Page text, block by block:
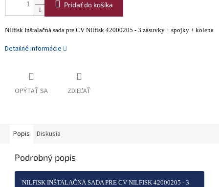
Pridať do košíka
Nilfisk Inštalačná sada pre CV Nilfisk 42000205 - 3 zásuvky + spojky + kolena
Detailné informácie
OPÝTAŤ SA ZDIEĽAŤ
Popis Diskusia
Podrobný popis
NILFISK INŠTALAČNÁ SADA PRE CV NILFISK 42000205 - 3